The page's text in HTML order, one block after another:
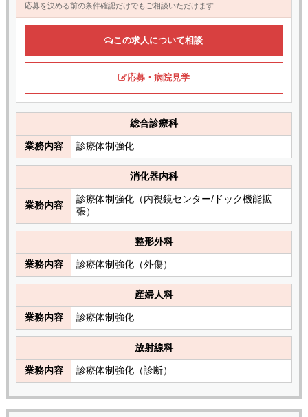
応募を決める前の条件確認だけでもご相談いただけます
この求人について相談
応募・病院見学
総合診療科
業務内容 診療体制強化
消化器内科
業務内容
診療体制強化（内視鏡センター/ドック機能拡
張）
整形外科
業務内容 診療体制強化（外傷）
産婦人科
業務内容 診療体制強化
放射線科
業務内容 診療体制強化（診断）